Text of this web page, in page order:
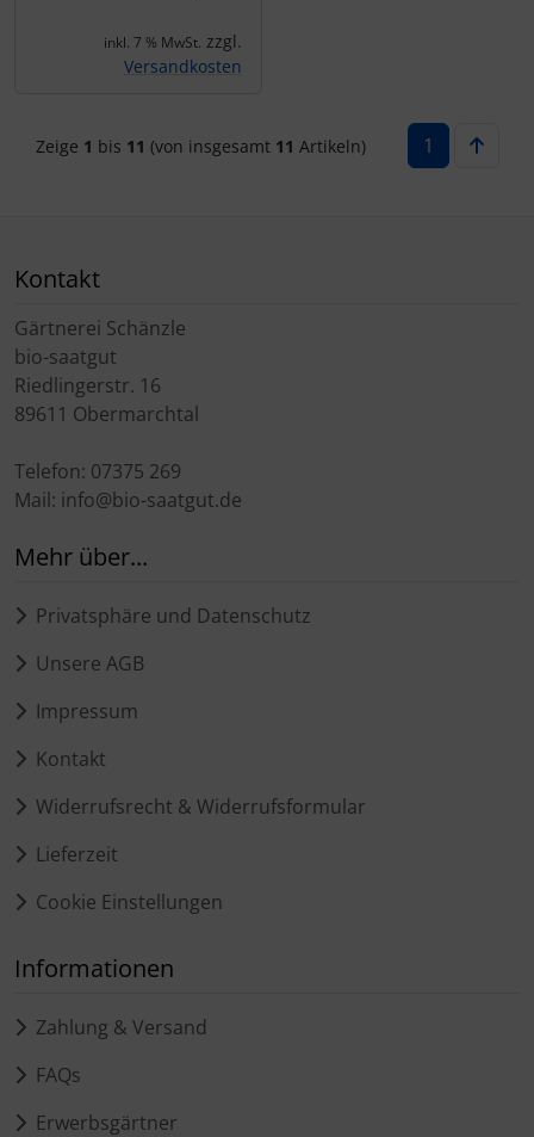
inkl. 7 % MwSt. zzgl.
Versandkosten
Zeige 1 bis 11 (von insgesamt 11 Artikeln) 1
Kontakt
Gärtnerei Schänzle
bio-saatgut
Riedlingerstr. 16
89611 Obermarchtal
Telefon: 07375 269
Mail: info@bio-saatgut.de
Mehr über...
Privatsphäre und Datenschutz
Unsere AGB
Impressum
Kontakt
Widerrufsrecht & Widerrufsformular
Lieferzeit
Cookie Einstellungen
Informationen
Zahlung & Versand
FAQs
Erwerbsgärtner